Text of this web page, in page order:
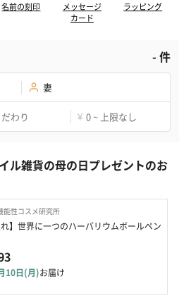
名前の刻印
メッセージ
カード
ラッピング
-件
妻
わり ¥ 0 ~ 上限なし
ル雑貨の母の日プレゼントのお
能性コスメ研究所
れ】世界に一つのハーバリウムボールペン
10日(月)お届け